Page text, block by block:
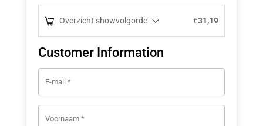
Overzicht showvolgorde €31,19
Payment
processing
Customer Information
E-mail *
Voornaam *